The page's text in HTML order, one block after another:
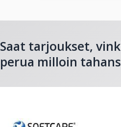
Saat tarjoukset,
perua milloin